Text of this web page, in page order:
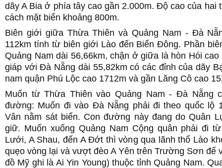
dãy A Bia ở phía tây cao gần 2.000m. Độ cao của hai
cách mặt biển khoảng 800m.
Biên giới giữa Thừa Thiên và Quảng Nam - Đà
112km tính từ biên giới Lào đến Biển Đông. Phần
Quảng Nam dài 56,66km, chận ở giữa là hòn Hói cao
giáp với Đà Nẵng dài 55,82km có các đỉnh của dãy
nam quận Phú Lộc cao 1712m và gần Lăng Cô cao
Muốn từ Thừa Thiên vào Quảng Nam - Đà Nẵng
đường: Muốn đi vào Đà Nẵng phải đi theo quốc lộ
Vân nằm sát biển. Con đường này đang do Quân
giữ. Muốn xuống Quảng Nam Cộng quân phải đi
Lưới, A Shau, đến A Đớt thì vòng qua lãnh thổ Lào
quẹo vòng lại và vượt đèo A Yên trên Trường Sơn để
đồ Mỹ ghi là Ai Yin Young) thuộc tỉnh Quảng Nam.